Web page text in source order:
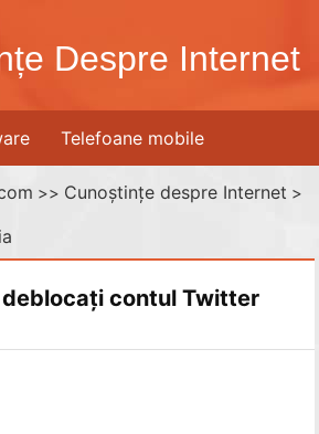
Despre Internet
Telefoane mobile
de calculatoare Internet
>> Cunoștințe despre Internet >
deblocați contul Twitter